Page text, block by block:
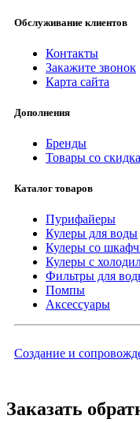
Обслуживание клиентов
Контакты
Закажите звонок
Карта сайта
Дополнения
Бренды
Товары со
Каталог товаров
Пурифайеры
Кулеры для воды
Кулеры со
Кулеры с
Фильтры для
Помпы
Аксессуары
Создание и
Заказать